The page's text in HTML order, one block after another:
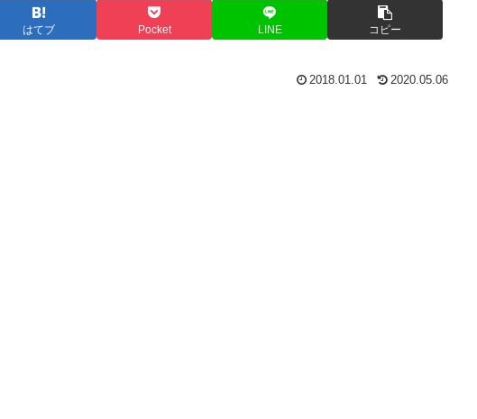
はてブ Pocket LINE コピー
2018.01.01 2020.05.06